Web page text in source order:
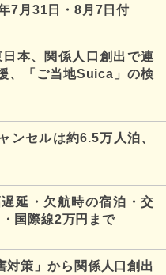
月31日・8月7日付
本、関係人口創出で連
、「ご当地Suica」の検
ンセルは約6.5万人泊、
延・欠航時の宿泊・交
国際線2万円まで
対策」から関係人口創出